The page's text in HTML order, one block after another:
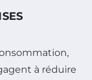
à réduire